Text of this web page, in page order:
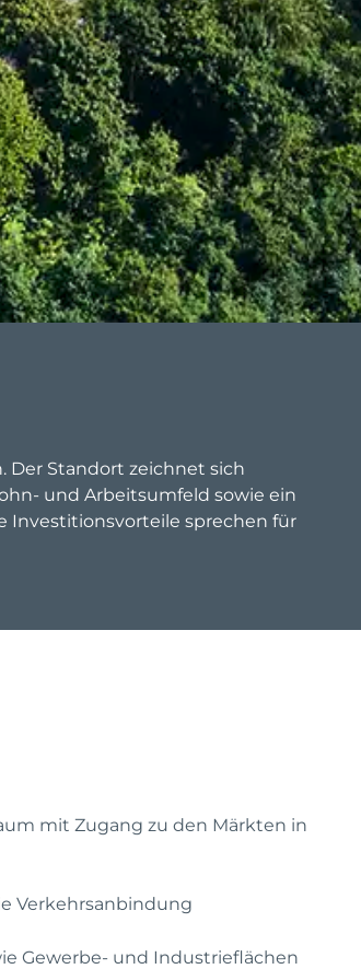
Standort zeichnet sich
und Arbeitsumfeld sowie ein
Investitionsvorteile sprechen für
mit Zugang zu den Märkten in
Verkehrsanbindung
Gewerbe- und Industrieflächen